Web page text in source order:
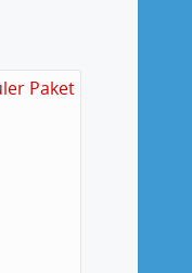
Paket